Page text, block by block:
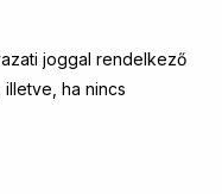
joggal rendelkező
ha nincs